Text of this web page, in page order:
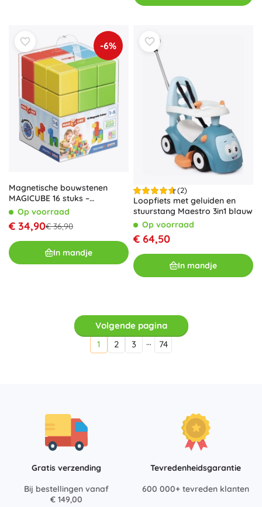
-6%
Magnetische bouwstenen
MAGICUBE 16 stuks –
gerecycled plastic
Op voorraad
€ 34,90€ 36,90
In mandje
(2)
Loopfiets met geluiden en
stuurstang Maestro 3in1 blauw
Op voorraad
€ 64,50
In mandje
Volgende pagina
1
2 3 … 74
Gratis verzending
Bij bestellingen vanaf
€ 149,00
Tevredenheidsgarantie
600 000+ tevreden klanten